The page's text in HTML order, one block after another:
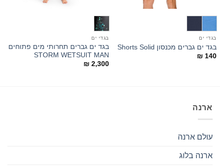
בגדי ים
בגד ים גברים מכנסון Shorts Solid
₪ 140
בגדי ים
בגד ים גברים תחרותי מים פתוחים
STORM WETSUIT MAN
₪ 2,300
ארנה
עולם ארנה
ארנה בלוג